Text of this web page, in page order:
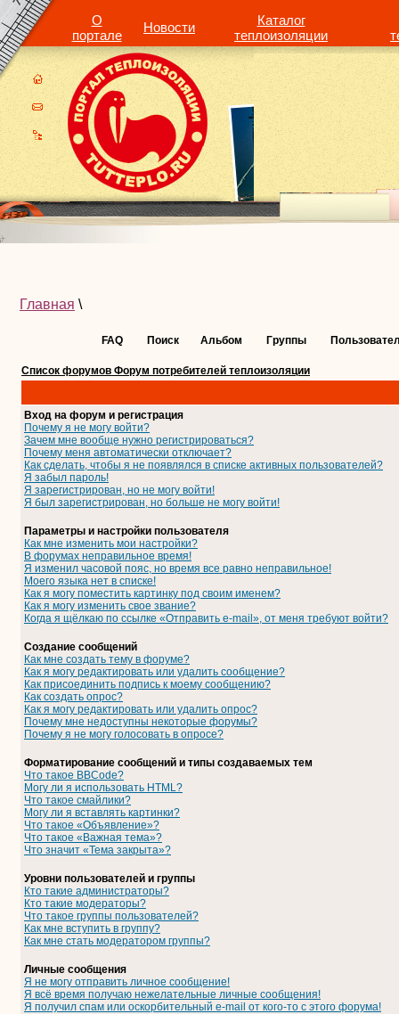
О
портале
Новости
Каталог
теплоизоляции
Главная \
FAQ Поиск Альбом Группы
Список форумов Форум потребителей теплоизоляции
Вход на форум и регистрация
Почему я не могу войти?
Зачем мне вообще нужно регистрироваться?
Почему меня автоматически отключает?
Как сделать, чтобы я не появлялся в списке активных пользователей?
Я забыл пароль!
Я зарегистрирован, но не могу войти!
Я был зарегистрирован, но больше не могу войти!
Параметры и настройки пользователя
Как мне изменить мои настройки?
В форумах неправильное время!
Я изменил часовой пояс, но время все равно неправильное!
Моего языка нет в списке!
Как я могу поместить картинку под своим именем?
Как я могу изменить свое звание?
Когда я щёлкаю по ссылке «Отправить e-mail», от меня требуют войти?
Создание сообщений
Как мне создать тему в форуме?
Как я могу редактировать или удалить сообщение?
Как присоединить подпись к моему сообщению?
Как создать опрос?
Как я могу редактировать или удалить опрос?
Почему мне недоступны некоторые форумы?
Почему я не могу голосовать в опросе?
Форматирование сообщений и типы создаваемых тем
Что такое BBCode?
Могу ли я использовать HTML?
Что такое смайлики?
Могу ли я вставлять картинки?
Что такое «Объявление»?
Что такое «Важная тема»?
Что значит «Тема закрыта»?
Уровни пользователей и группы
Кто такие администраторы?
Кто такие модераторы?
Что такое группы пользователей?
Как мне вступить в группу?
Как мне стать модератором группы?
Личные сообщения
Я не могу отправить личное сообщение!
Я всё время получаю нежелательные личные сообщения!
Я получил спам или оскорбительный e-mail от кого-то с этого форума!